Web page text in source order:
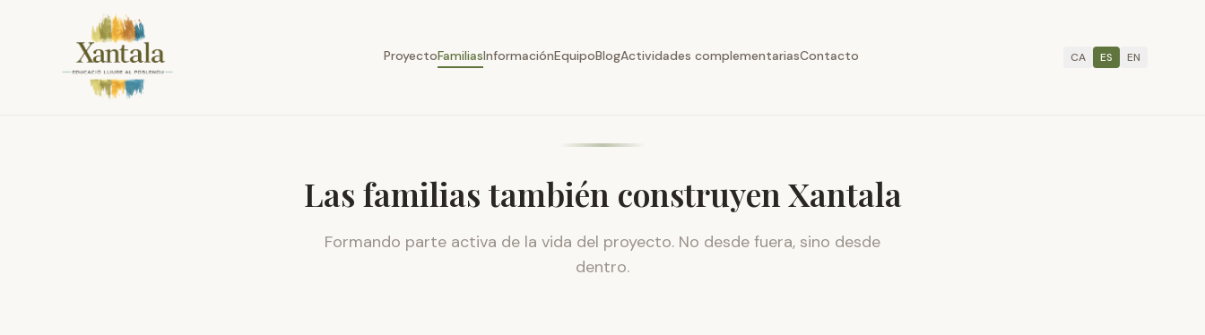
ProyectoFamiliasInformaciónEquipoBlogActividades complementariasContacto CA ES EN
Las familias también construyen Xantala
Formando parte activa de la vida del proyecto. No desde fuera, sino desde
dentro.